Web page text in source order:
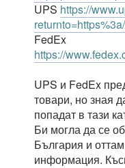
UPS https://
FedEx
https://
UPS и FedEx
товари, но зная
попадат в тази
Би могла да се
България и
информация.